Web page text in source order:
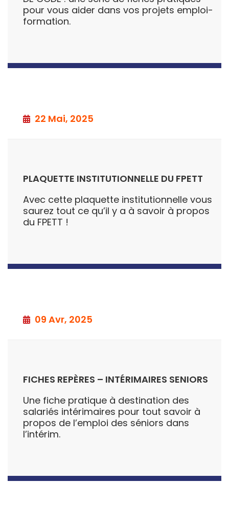
pour vous aider dans vos projets emploi-
formation.
22 Mai, 2025
PLAQUETTE INSTITUTIONNELLE DU FPETT
Avec cette plaquette institutionnelle vous
saurez tout ce qu’il y a à savoir à propos
du FPETT !
09 Avr, 2025
FICHES REPÈRES – INTÉRIMAIRES SENIORS
Une fiche pratique à destination des
salariés intérimaires pour tout savoir à
propos de l’emploi des séniors dans
l’intérim.